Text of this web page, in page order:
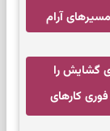
آرام
گشایش را
کارهای